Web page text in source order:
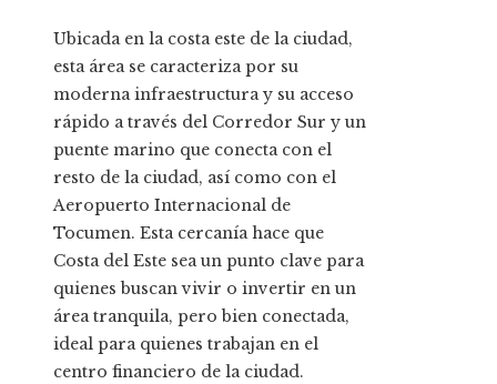
Ubicada en la costa este de la ciudad,
esta área se caracteriza por su
moderna infraestructura y su acceso
rápido a través del Corredor Sur y un
puente marino que conecta con el
resto de la ciudad, así como con el
Aeropuerto Internacional de
Tocumen. Esta cercanía hace que
Costa del Este sea un punto clave para
quienes buscan vivir o invertir en un
área tranquila, pero bien conectada,
ideal para quienes trabajan en el
centro financiero de la ciudad.